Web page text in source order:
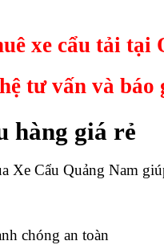
xe cẩu tải tại
tư vấn và báo
hàng giá rẻ
Xe Cẩu Quảng Nam
chóng an toàn